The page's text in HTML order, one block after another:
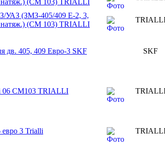
УАЗ (ЗМЗ-405/409 Е-2, 3,
(CM 103) TRIALLI
дв. 405, 409 Евро-3 SKF SKF
06 CM103 TRIALLI
3 Trialli